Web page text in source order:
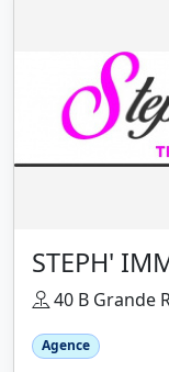
STEPH'
40 B Grande
Agence